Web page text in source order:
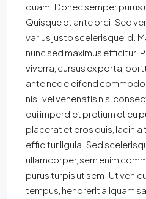
quam. Donec semper purus
Quisque et ante orci. Sed
varius justo scelerisque id.
nunc sed maximus efficitur.
viverra, cursus ex porta,
ante nec eleifend
nisl, vel venenatis nisl
dui imperdiet pretium et eu
placerat et eros quis, lacinia
efficitur ligula. Sed
ullamcorper, sem enim
purus turpis ut sem. Ut
tempus, hendrerit aliquam